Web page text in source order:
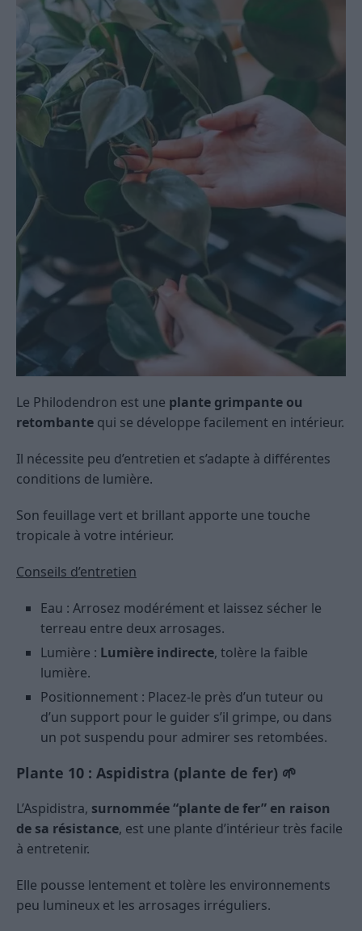
Le Philodendron est une plante grimpante ou
retombante qui se développe facilement en intérieur.
Il nécessite peu d’entretien et s’adapte à différentes
conditions de lumière.
Son feuillage vert et brillant apporte une touche
tropicale à votre intérieur.
Conseils d’entretien
Eau : Arrosez modérément et laissez sécher le
terreau entre deux arrosages.
Lumière : Lumière indirecte, tolère la faible
lumière.
Positionnement : Placez-le près d’un tuteur ou
d’un support pour le guider s’il grimpe, ou dans
un pot suspendu pour admirer ses retombées.
Plante 10 : Aspidistra (plante de fer) 🌱
L’Aspidistra, surnommée “plante de fer” en raison
de sa résistance, est une plante d’intérieur très facile
à entretenir.
Elle pousse lentement et tolère les environnements
peu lumineux et les arrosages irréguliers.